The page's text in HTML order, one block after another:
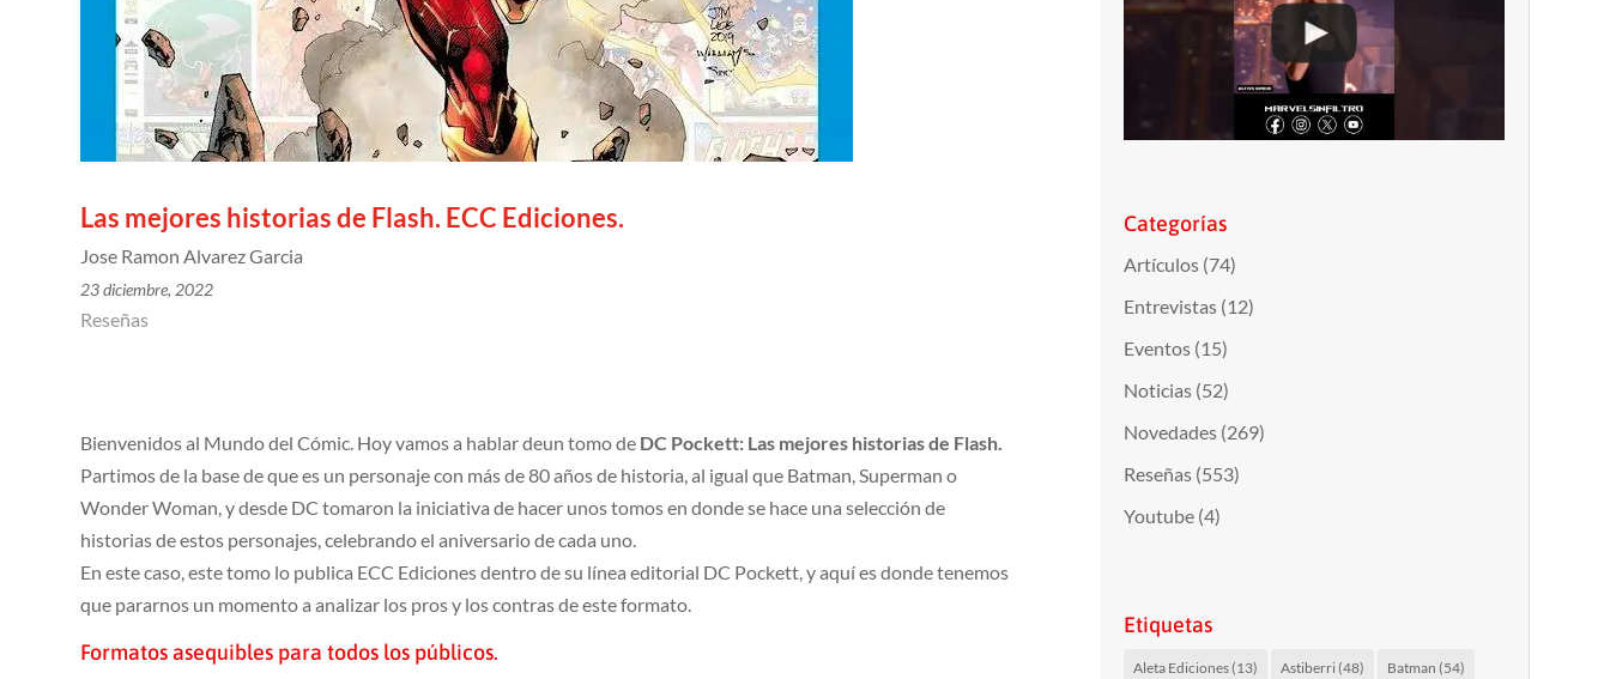
Las mejores historias de Flash. ECC Ediciones.
Jose Ramon Alvarez Garcia
23 diciembre, 2022
Reseñas
Bienvenidos al Mundo del Cómic. Hoy vamos a hablar deun tomo de DC Pockett: Las mejores historias de Flash.
Partimos de la base de que es un personaje con más de 80 años de historia, al igual que Batman, Superman o
Wonder Woman, y desde DC tomaron la iniciativa de hacer unos tomos en donde se hace una selección de
historias de estos personajes, celebrando el aniversario de cada uno.
En este caso, este tomo lo publica ECC Ediciones dentro de su línea editorial DC Pockett, y aquí es donde tenemos
que pararnos un momento a analizar los pros y los contras de este formato.
Formatos asequibles para todos los públicos.
Categorías
Artículos(74)
Entrevistas(12)
Eventos(15)
Noticias(52)
Novedades(269)
Reseñas(553)
Youtube(4)
Etiquetas
Aleta Ediciones(13) Astiberri(48) Batman (54)